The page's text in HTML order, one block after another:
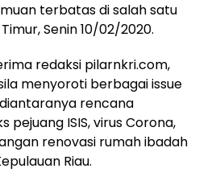
terbatas di salah satu
Senin 10/02/2020.
redaksi pilarnkri.com,
menyoroti berbagai issue
rencana
pejuang ISIS, virus Corona,
renovasi rumah ibadah
Riau.